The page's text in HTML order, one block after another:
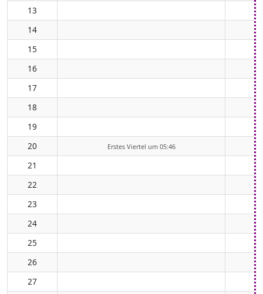
13
14
15
16
17
18
19
20
Erstes Viertel um 05:46
21
22
23
24
25
26
27